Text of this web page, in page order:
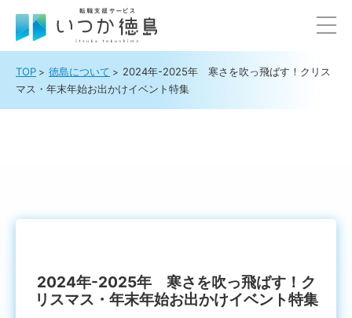
TOP 徳島について
2024年-2025年 寒さを吹っ飛ばす！クリス
マス・年末年始お出かけイベント特集
2024年-2025年 寒さを吹っ飛ばす！ク
リスマス・年末年始お出かけイベント特集